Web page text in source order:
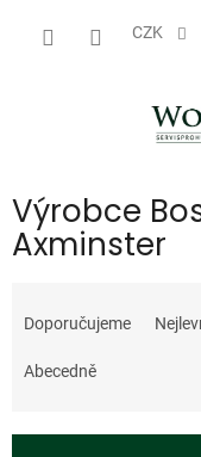
CZK
Výrobce
Axminster
a
e
í
Doporučujeme
Abecedně